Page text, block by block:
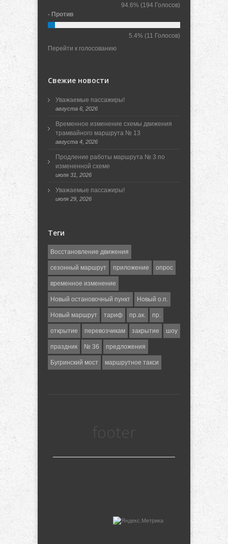
94.6% (194 Голосов)
- Против
5.4% (11 Голосов)
Перейти к голосованию
Свежие новости
Уважаемые пассажиры!
августа 6, 2026
Временное изменение схемы движения
трамвайного маршрута № 13
августа 4, 2026
Продление работы маршрута № 3 по
измененной схеме
июля 31, 2026
Уважаемые пассажиры!
июля 29, 2026
Теги
Восстановление движения
сезонный маршрут приложение опрос
временное изменение
Новый остановочный пункт Новый о.п.
Новый маршрут тариф пр.ак. пр.
открытие перевозчикам закрытие шоу
праздник № 36 предложения
Бугринский мост маршрутное такси
footer